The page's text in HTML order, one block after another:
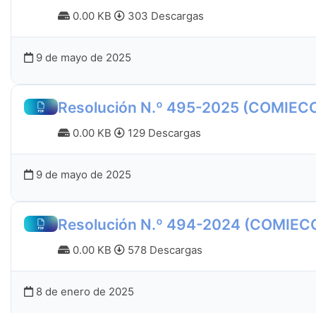
0.00 KB 303 Descargas
9 de mayo de 2025
Resolución N.º 495-2025
0.00 KB 129 Descargas
9 de mayo de 2025
Resolución N.º 494-2024
0.00 KB 578 Descargas
8 de enero de 2025